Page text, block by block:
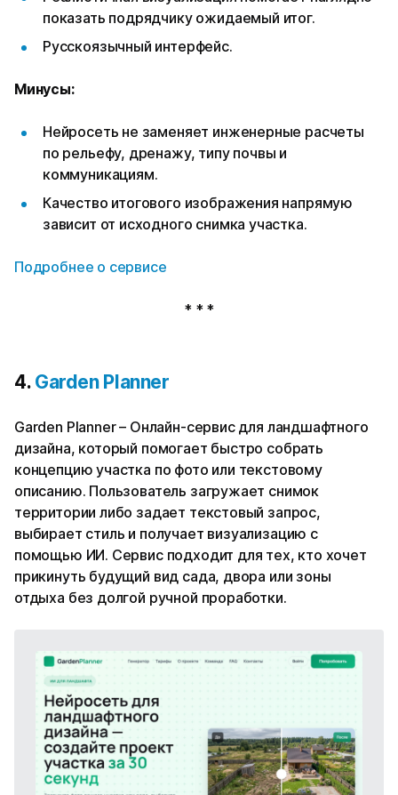
показать подрядчику ожидаемый итог.
Русскоязычный интерфейс.
Минусы:
Нейросеть не заменяет инженерные расчеты
по рельефу, дренажу, типу почвы и
коммуникациям.
Качество итогового изображения напрямую
зависит от исходного снимка участка.
Подробнее о сервисе
* * *
4. Garden Planner
Garden Planner – Онлайн-сервис для ландшафтного
дизайна, который помогает быстро собрать
концепцию участка по фото или текстовому
описанию. Пользователь загружает снимок
территории либо задает текстовый запрос,
выбирает стиль и получает визуализацию с
помощью ИИ. Сервис подходит для тех, кто хочет
прикинуть будущий вид сада, двора или зоны
отдыха без долгой ручной проработки.